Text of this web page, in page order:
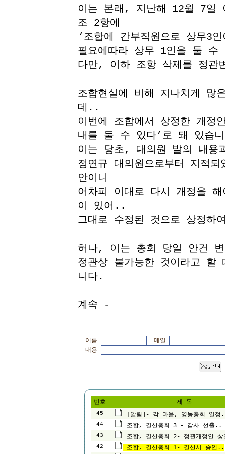
이는 본래, 지난해 12월 7일
조 2항에
‘조합에 간부직원으로 상무3
필요에따라 상무 1인을 둘
다만, 이하 조항 삭제를 정관
조합현실에 비해 지나치게
데..
이번에 조합에서 상정한 개
내를 둘 수 있다’로 돼 있습
이는 당초, 대의원 발의 내용
정연규 대의원으로부터 지적
안이니
어차피 이대로 다시 개정을
이 있어..
그대로 수정된 것으로 상정하
허나, 이는 총회 당일 안건
정관상 불가능한 것이라고
니다.
계속 -
이름
메일
내용
번호 제 목
45 [알림]- 각 마을, 영농총회 일정
44 조합, 결산총회 3 - 감사 선출..
43 조합, 결산총회 2- 정관개정안
42 조합, 결산총회 1- 결산서 승인..